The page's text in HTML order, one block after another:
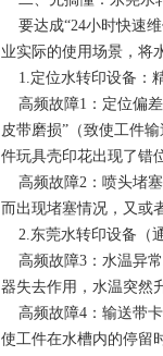
要达成“24小时快速维
业实际的使用场景，将
1.定位水转印设备：
高频故障1：定位偏差
皮带磨损”（致使工件
件玩具壳印花出现了错
高频故障2：喷头堵塞
而出现堵塞情况，又或
2.东莞水转印设备（
高频故障3：水温异常
器失去作用，水温突然
高频故障4：输送带卡
使工件在水槽内的停留